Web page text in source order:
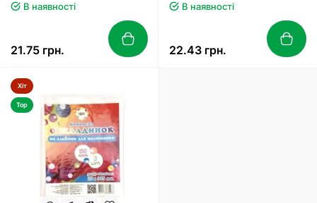
В наявності
21.75 грн.
В наявності
22.43 грн.
Хіт
Top